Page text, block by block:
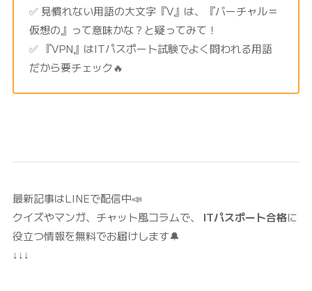
✅ 見慣れない用語の大文字『V』は、『バーチャル＝
仮想の』って意味かな？と疑ってみて！
✅ 『VPN』はITパスポート試験でよく問われる用語
だから要チェック🔥
最新記事はLINEで配信中📣
クイズやマンガ、チャット風コラムで、 ITパスポート合格に
役立つ情報を無料でお届けします🔔
↓↓↓